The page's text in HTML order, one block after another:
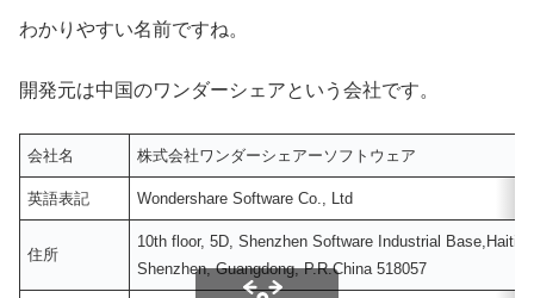
わかりやすい名前ですね。
開発元は中国のワンダーシェアという会社です。
会社名 株式会社ワンダーシェアーソフトウェア
英語表記 Wondershare Software Co., Ltd
住所
10th floor, 5D, Shenzhen Software Industrial
Shenzhen, Guangdong, P.R.China 518057